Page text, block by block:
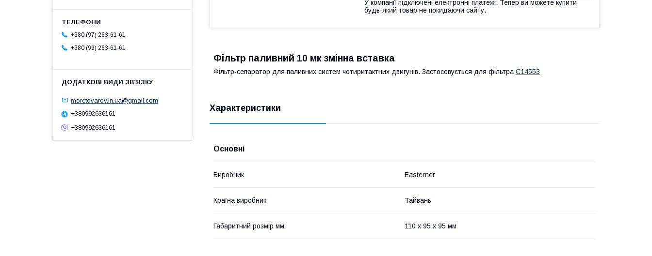
У компанії підключені електронні платежі. Тепер ви можете купити
будь-який товар не покидаючи сайту.
Фільтр паливний 10 мк змінна вставка
Фільтр-сепаратор для паливних систем чотиритактних двигунів. Застосовується для фільтра C14553
Характеристики
Основні
Виробник Easterner
Країна виробник Тайвань
Габаритний розмір мм 110 x 95 x 95 мм
+380 (97) 263-61-61
+380 (99) 263-61-61
moretovarov.in.ua@gmail.com
+380992636161
+380992636161